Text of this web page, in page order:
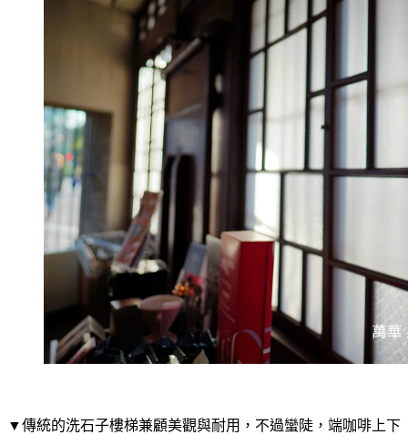
▼傳統的洗石子樓梯兼顧美觀與耐用，不過蠻陡，端咖啡上下